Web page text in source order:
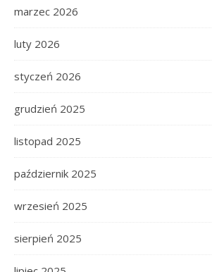
marzec 2026
luty 2026
styczeń 2026
grudzień 2025
listopad 2025
październik 2025
wrzesień 2025
sierpień 2025